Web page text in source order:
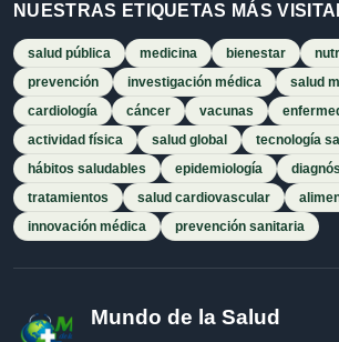
NUESTRAS ETIQUETAS MÁS
salud pública medicina bienestar
prevención
investigación médica salud
cardiología
cáncer vacunas
actividad física
salud global tecnología
hábitos saludables
epidemiología
tratamientos
salud cardiovascular
innovación médica
prevención sanitaria
Mundo de la Salud